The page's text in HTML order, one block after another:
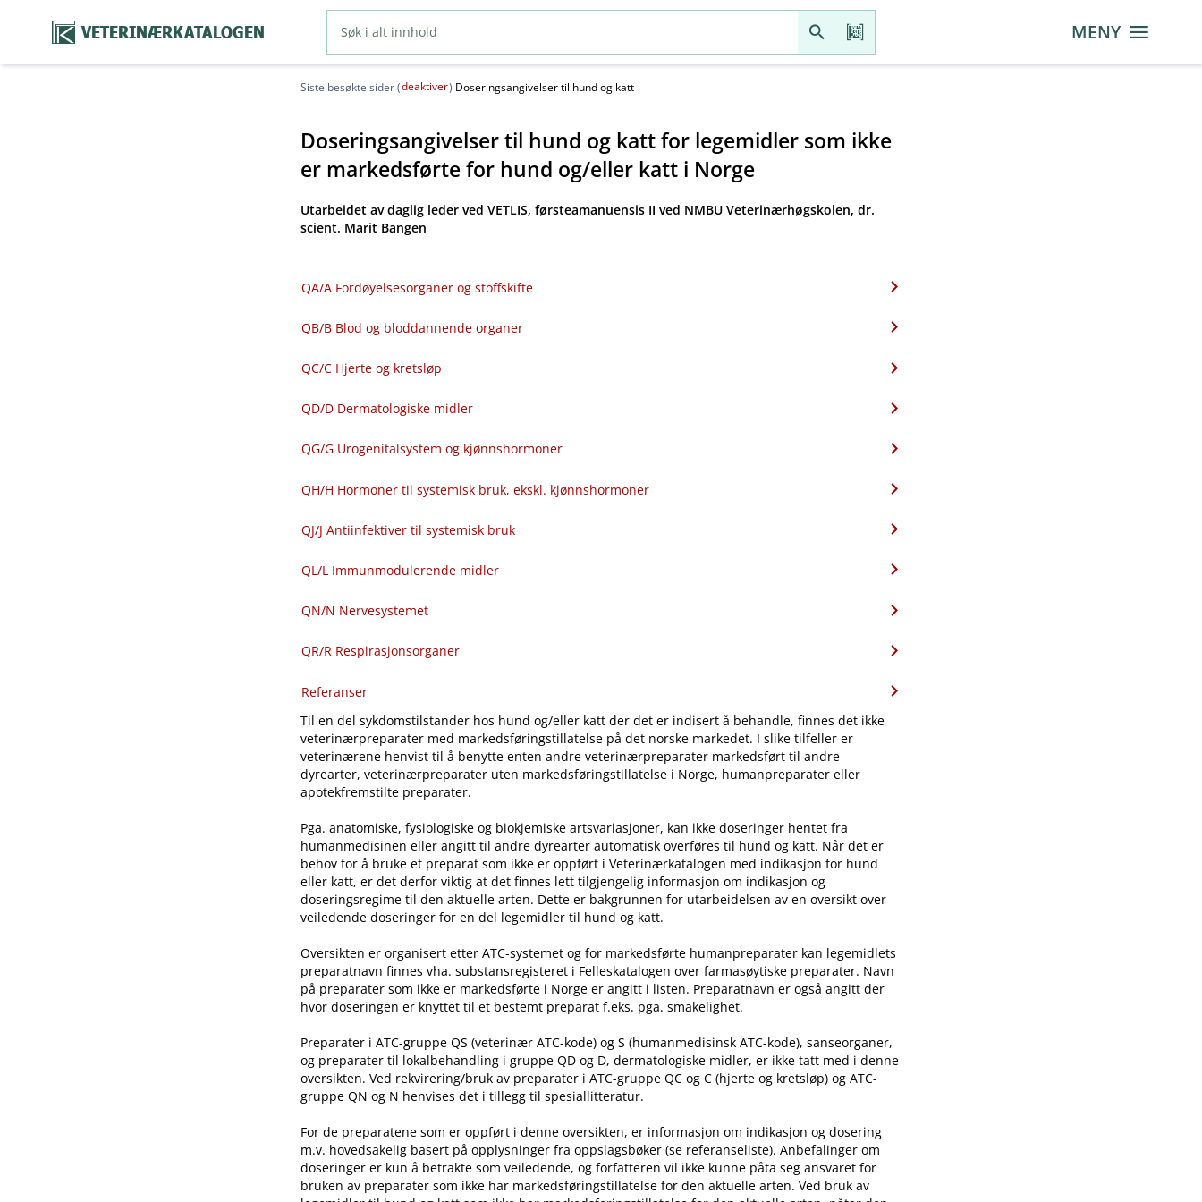
VETERINÆRKATALOGEN MENY
Siste besøkte sider (deaktiver) Doseringsangivelser til hund og katt
Doseringsangivelser til hund og katt for legemidler som ikke
er markedsførte for hund og​/​eller katt i Norge
Utarbeidet av daglig leder ved VETLIS, førsteamanuensis II ved NMBU Veterinærhøgskolen, dr.
scient. Marit Bangen
QA​/​A Fordøyelsesorganer og stoffskifte
QB​/​B Blod og bloddannende organer
QC​/​C Hjerte og kretsløp
QD​/​D Dermatologiske midler
QG​/​G Urogenitalsystem og kjønnshormoner
QH​/​H Hormoner til systemisk bruk, ekskl. kjønnshormoner
QJ​/​J Antiinfektiver til systemisk bruk
QL​/​L Immunmodulerende midler
QN​/​N Nervesystemet
QR​/​R Respirasjonsorganer
Referanser
Til en del sykdomstilstander hos hund og​/​eller katt der det er indisert å behandle, finnes det ikke
veterinærpreparater med markedsføringstillatelse på det norske markedet. I slike tilfeller er
veterinærene henvist til å benytte enten andre veterinærpreparater markedsført til andre
dyrearter, veterinærpreparater uten markedsføringstillatelse i Norge, humanpreparater eller
apotekfremstilte preparater.
Pga. anatomiske, fysiologiske og biokjemiske artsvariasjoner, kan ikke doseringer hentet fra
humanmedisinen eller angitt til andre dyrearter automatisk overføres til hund og katt. Når det er
behov for å bruke et preparat som ikke er oppført i Veterinærkatalogen med indikasjon for hund
eller katt, er det derfor viktig at det finnes lett tilgjengelig informasjon om indikasjon og
doseringsregime til den aktuelle arten. Dette er bakgrunnen for utarbeidelsen av en oversikt over
veiledende doseringer for en del legemidler til hund og katt.
Oversikten er organisert etter ATC-systemet og for markedsførte humanpreparater kan legemidlets
preparatnavn finnes vha. substansregisteret i Felleskatalogen over farmasøytiske preparater. Navn
på preparater som ikke er markedsførte i Norge er angitt i listen. Preparatnavn er også angitt der
hvor doseringen er knyttet til et bestemt preparat f.eks. pga. smakelighet.
Preparater i ATC-gruppe QS (veterinær ATC-kode) og S (humanmedisinsk ATC-kode), sanseorganer,
og preparater til lokalbehandling i gruppe QD og D, dermatologiske midler, er ikke tatt med i denne
oversikten. Ved rekvirering​/​bruk av preparater i ATC-gruppe QC og C (hjerte og kretsløp) og ATC-
gruppe QN og N henvises det i tillegg til spesiallitteratur.
For de preparatene som er oppført i denne oversikten, er informasjon om indikasjon og dosering
m.v. hovedsakelig basert på opplysninger fra oppslagsbøker (se referanseliste). Anbefalinger om
doseringer er kun å betrakte som veiledende, og forfatteren vil ikke kunne påta seg ansvaret for
bruken av preparater som ikke har markedsføringstillatelse for den aktuelle arten. Ved bruk av